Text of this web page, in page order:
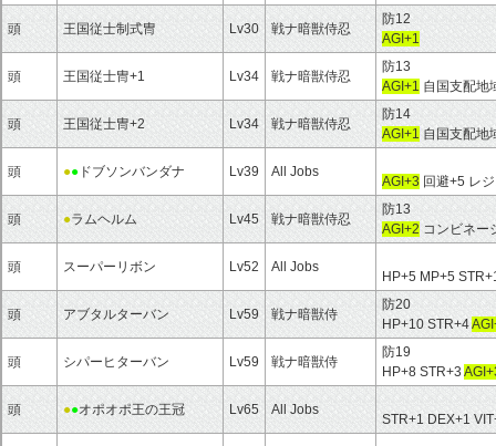
頭 王国従士制式冑 Lv30 戦ナ暗獣侍忍
防12
AGI+1
頭 王国従士冑+1 Lv34 戦ナ暗獣侍忍
防13
AGI+1 自国支配地
頭 王国従士冑+2 Lv34 戦ナ暗獣侍忍
防14
AGI+1 自国支配地
頭 ●● ドブソンバンダナ Lv39 All Jobs
AGI+3 回避+5 レ
頭 ●ラムヘルム Lv45 戦ナ暗獣侍忍
防13
AGI+2 コンビネー
頭 スーパーリボン Lv52 All Jobs
HP+5 MP+5
頭 アブタルターバン Lv59 戦ナ暗獣侍
防20
HP+10 STR+4
頭 シパーヒターバン Lv59 戦ナ暗獣侍
防19
HP+8 STR+3
頭 ●●オポオポ王の王冠 Lv65 All Jobs
STR+1 DEX+1